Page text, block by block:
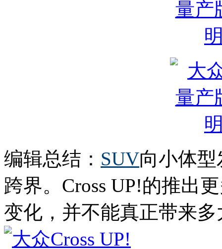
编辑总结： SUV向小体
跨界。Cross UP!的推出
变化，并不能真正带来